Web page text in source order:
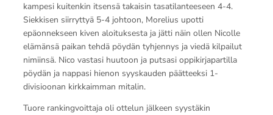
kampesi kuitenkin itsensä takaisin tasatilanteeseen 4-4.
Siekkisen siirryttyä 5-4 johtoon, Morelius upotti
epäonnekseen kiven aloituksesta ja jätti näin ollen Nicolle
elämänsä paikan tehdä pöydän tyhjennys ja viedä kilpailut
nimiinsä. Nico vastasi huutoon ja putsasi oppikirjapartilla
pöydän ja nappasi hienon syyskauden päätteeksi 1-
divisioonan kirkkaimman mitalin.
Tuore rankingvoittaja oli ottelun jälkeen syystäkin